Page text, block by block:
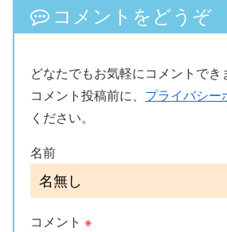
コメントをどうぞ
どなたでもお気軽にコメントでき
コメント投稿前に、 プライバシー
ください。
名前
コメント ※